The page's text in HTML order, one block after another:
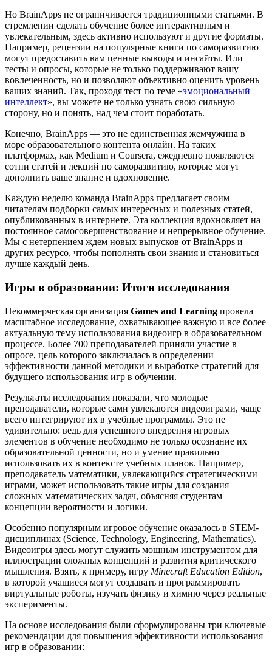
Но BrainApps не ограничивается традиционными статьями. В
стремлении сделать обучение более интерактивным и
увлекательным, здесь активно используют и другие форматы.
Например, рецензии на популярные книги по саморазвитию
могут предоставить вам ценные выводы и инсайты. Или
тесты и опросы, которые не только поддерживают вашу
вовлеченность, но и позволяют объективно оценить уровень
ваших знаний. Так, проходя тест по теме «эмоциональный
интеллект», вы можете не только узнать свою сильную
сторону, но и понять, над чем стоит поработать.
Конечно, BrainApps — это не единственная жемчужина в
море образовательного контента онлайн. На таких
платформах, как Medium и Coursera, ежедневно появляются
сотни статей и лекций по саморазвитию, которые могут
дополнить ваше знание и вдохновение.
Каждую неделю команда BrainApps предлагает своим
читателям подборки самых интересных и полезных статей,
опубликованных в интернете. Эта коллекция вдохновляет на
постоянное самосовершенствование и непрерывное обучение.
Мы с нетерпением ждем новых выпусков от BrainApps и
других ресурсо, чтобы пополнять свои знания и становиться
лучше каждый день.
Игры в образовании: Итоги исследования
Некоммерческая организация Games and Learning провела
масштабное исследование, охватывающее важную и все более
актуальную тему использования видеоигр в образовательном
процессе. Более 700 преподавателей приняли участие в
опросе, цель которого заключалась в определении
эффективности данной методики и выработке стратегий для
будущего использования игр в обучении.
Результаты исследования показали, что молодые
преподаватели, которые сами увлекаются видеоиграми, чаще
всего интегрируют их в учебные программы. Это не
удивительно: ведь для успешного внедрения игровых
элементов в обучение необходимо не только осознание их
образовательной ценности, но и умение правильно
использовать их в контексте учебных планов. Например,
преподаватель математики, увлекающийся стратегическими
играми, может использовать такие игры для создания
сложных математических задач, объясняя студентам
концепции вероятности и логики.
Особенно популярным игровое обучение оказалось в STEM-
дисциплинах (Science, Technology, Engineering, Mathematics).
Видеоигры здесь могут служить мощным инструментом для
иллюстрации сложных концепций и развития критического
мышления. Взять, к примеру, игру Minecraft Education Edition,
в которой учащиеся могут создавать и программировать
виртуальные роботы, изучать физику и химию через реальные
эксперименты.
На основе исследования были сформулированы три ключевые
рекомендации для повышения эффективности использования
игр в образовании: